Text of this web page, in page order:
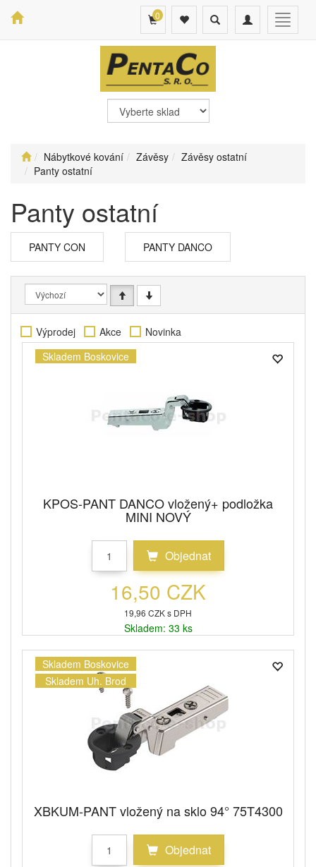
Toggle
Toggle
navigation
Toggle
search
0
Nábytkové kování Závěsy
Závěsy ostatní
Panty ostatní
Panty ostatní
PANTY CON PANTY DANCO
Výprodej Akce
Novinka
Skladem Boskovice
KPOS-PANT DANCO vložený+ podložka
MINI NOVÝ
Objednat
16,50 CZK
19,96 CZK s DPH
Skladem: 33 ks
Skladem Boskovice
Skladem Uh. Brod
XBKUM-PANT vložený na sklo 94° 75T4300
Objednat